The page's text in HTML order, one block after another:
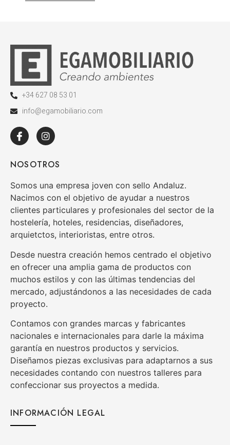
+34 627 08 53 01
info@egamobiliario.com
NOSOTROS
Somos una empresa joven con sello Andaluz.
Nacimos con el objetivo de ayudar a nuestros
clientes particulares y profesionales del sector de la
hostelería, hoteles, residencias, diseñadores,
arquietctos, interioristas, entre otros.
Desde nuestra creación hemos centrado el objetivo
en ofrecer una amplia gama de productos con
muchos estilos y con las últimas tendencias del
mercado, adjustándonos a las necesidades de cada
proyecto.
Contamos con grandes marcas y fabricantes
nacionales e internacionales para darle la máxima
garantía en nuestros productos y servicios.
Diseñamos piezas exclusivas para adaptarnos a sus
necesidades contando con nuestros talleres para
confeccionar sus proyectos a medida.
INFORMACIÓN LEGAL